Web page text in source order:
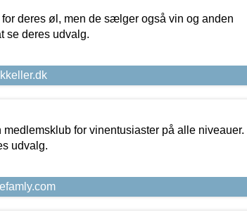
for deres øl, men de sælger også vin og anden
se deres udvalg.
medlemsklub for vinentusiaster på alle niveauer.
udvalg.